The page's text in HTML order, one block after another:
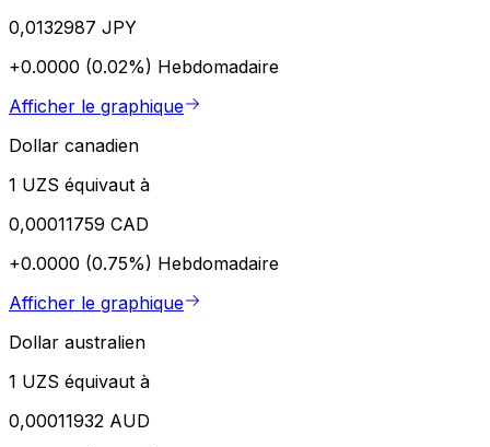
0,0132987 JPY
+0.0000 (0.02%) Hebdomadaire
Afficher le graphique
Dollar canadien
1 UZS équivaut à
0,00011759 CAD
+0.0000 (0.75%) Hebdomadaire
Afficher le graphique
Dollar australien
1 UZS équivaut à
0,00011932 AUD